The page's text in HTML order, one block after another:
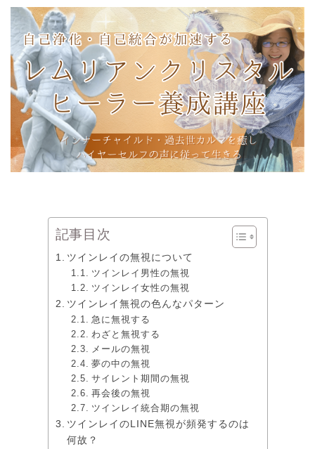
記事目次
ツインレイの無視について
ツインレイ男性の無視
ツインレイ女性の無視
ツインレイ無視の色んなパターン
急に無視する
わざと無視する
メールの無視
夢の中の無視
サイレント期間の無視
再会後の無視
ツインレイ統合期の無視
ツインレイのLINE無視が頻発するのは
何故？